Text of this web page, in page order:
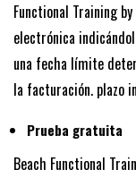
Functional Training
electrónica
una fecha límite
la facturación. plazo
Prueba gratuita
Beach Functional